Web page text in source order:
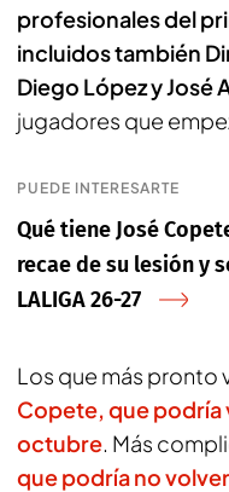
profesionales del
incluidos también
Diego López y José
jugadores que
PUEDE INTERESARTE
Qué tiene José
recae de su lesión y
LALIGA 26-27
Los que más pronto
Copete, que podría
octubre. Más
que podría no